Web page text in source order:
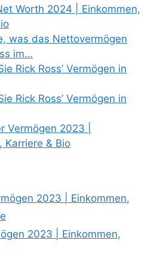
Worth 2024 | Einkommen,
was das Nettovermögen
im…
Rick Ross’ Vermögen in
Rick Ross’ Vermögen in
Vermögen 2023 |
Karriere & Bio
2023 | Einkommen,
2023 | Einkommen,